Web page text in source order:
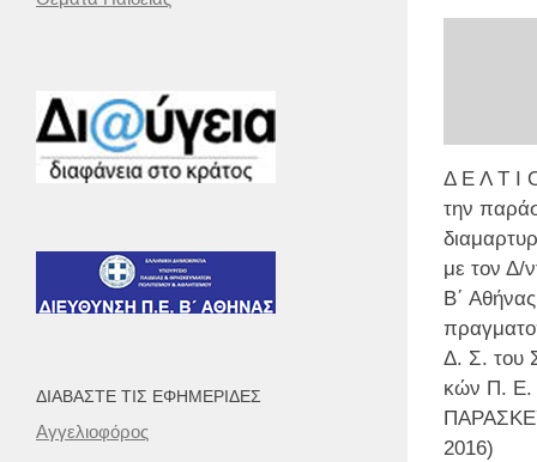
Δ Ε Λ Τ Ι
την
με τον Δ/
Β΄
Δ. Σ. του
κών Π. Ε.
2016)
ΔΙΑΒΆΣΤΕ ΤΙΣ ΕΦΗΜΕΡΊΔΕΣ
Αγγελιοφόρος